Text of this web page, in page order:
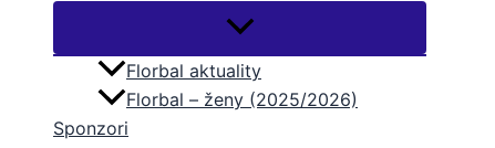
Florbal aktuality
Florbal – ženy (2025/2026)
Sponzori